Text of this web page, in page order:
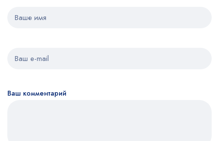
Ваш комментарий